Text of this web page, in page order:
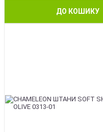
ДО КОШИКУ